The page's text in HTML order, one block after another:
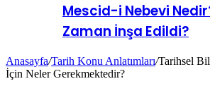
Mescid-i Nebevi
Zaman İnşa Edildi?
Anasayfa/Tarih Konu Anlatımları/Tarihsel
İçin Neler Gerekmektedir?